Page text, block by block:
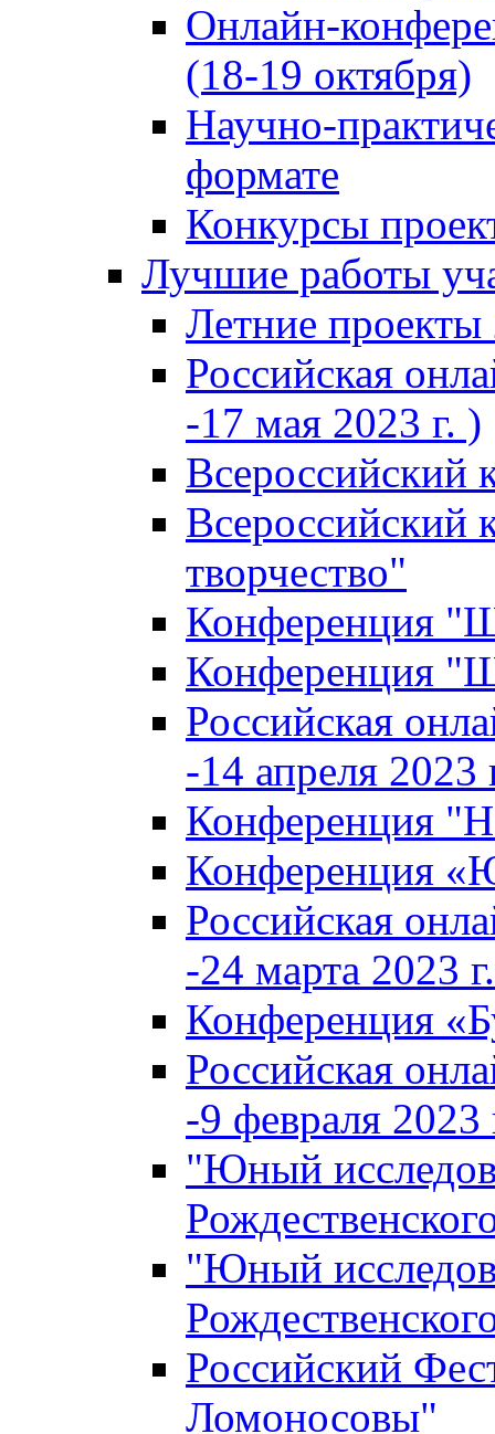
Онлайн-
(18-19 октября)
Научно-
формате
Конкурсы
Лучшие работы
Летние проекты
Российская
-17 мая 2023 г. )
Всероссийский
Всероссийский
творчество"
Конференция
Конференция
Российская
-14 апреля 2023
Конференция
Конференция
Российская
-24 марта 2023
Конференция
Российская
-9 февраля 2023
"Юный
"Юный
Российский
Ломоносовы"